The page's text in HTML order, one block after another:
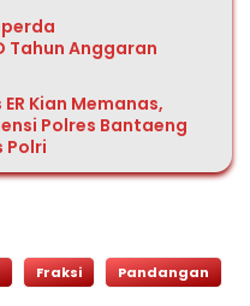
Tahun Anggaran
Kian Memanas,
Polres Bantaeng
Polri
Fraksi Pandangan